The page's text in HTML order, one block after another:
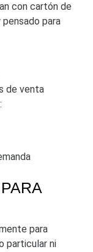
con cartón de
para
de venta
para
particular ni